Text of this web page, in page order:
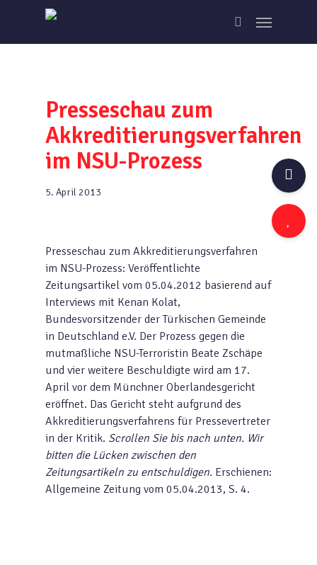
main
search
Menu
Presseschau zum
Akkreditierungsverfahren
im NSU-Prozess
5. April 2013
Presseschau zum Akkreditierungsverfahren
im NSU-Prozess: Veröffentlichte
Zeitungsartikel vom 05.04.2012 basierend auf
Interviews mit Kenan Kolat,
Bundesvorsitzender der Türkischen Gemeinde
in Deutschland e.V. Der Prozess gegen die
mutmaßliche NSU-Terroristin Beate Zschäpe
und vier weitere Beschuldigte wird am 17.
April vor dem Münchner Oberlandesgericht
eröffnet. Das Gericht steht aufgrund des
Akkreditierungsverfahrens für Pressevertreter
in der Kritik. Scrollen Sie bis nach unten. Wir
bitten die Lücken zwischen den
Zeitungsartikeln zu entschuldigen. Erschienen:
Allgemeine Zeitung vom 05.04.2013, S. 4.